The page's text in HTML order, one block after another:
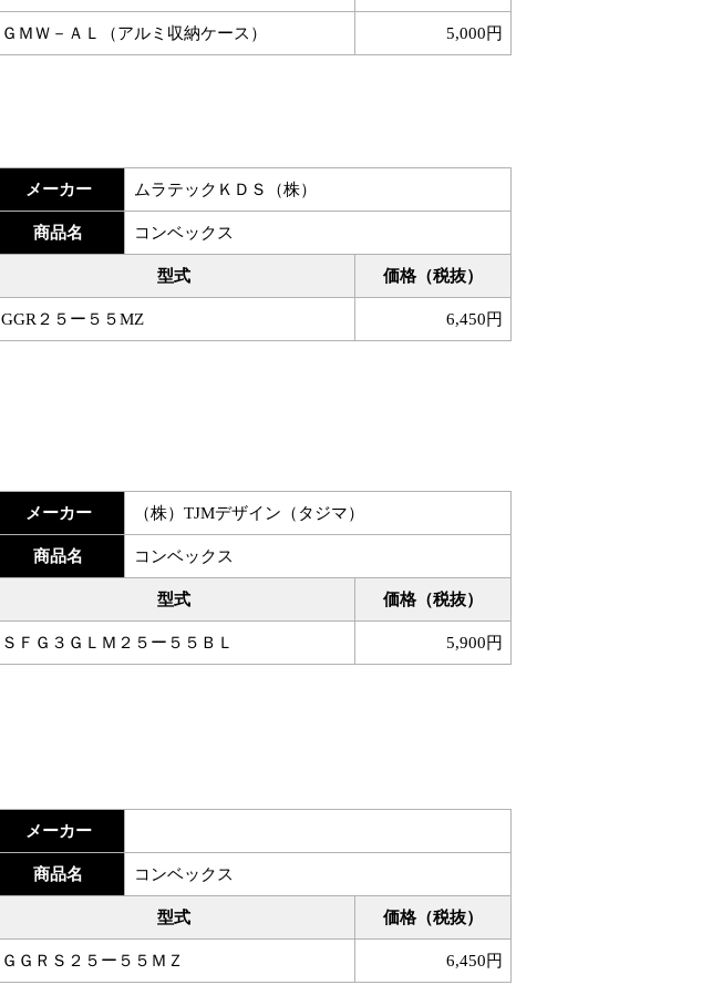
ＧＭＷ－ＡＬ（アルミ収納ケース） 5,000円
メーカー ムラテックＫＤＳ（株）
商品名 コンベックス
型式 価格（税抜）
GGR２５ー５５MZ 6,450円
メーカー （株）TJMデザイン（タジマ）
商品名 コンベックス
型式 価格（税抜）
ＳＦＧ３ＧＬＭ２５ー５５ＢＬ 5,900円
メーカー
商品名 コンベックス
型式 価格（税抜）
ＧＧＲＳ２５ー５５ＭＺ 6,450円